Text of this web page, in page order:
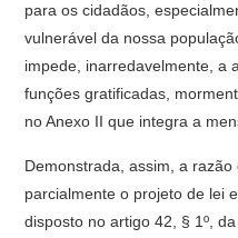
para os cidadãos,
vulnerável da nossa
impede, inarredavelmente, a
funções gratificadas,
no Anexo II que integra a
Demonstrada, assim, a
parcialmente o projeto de lei
disposto no artigo 42, § 1º,